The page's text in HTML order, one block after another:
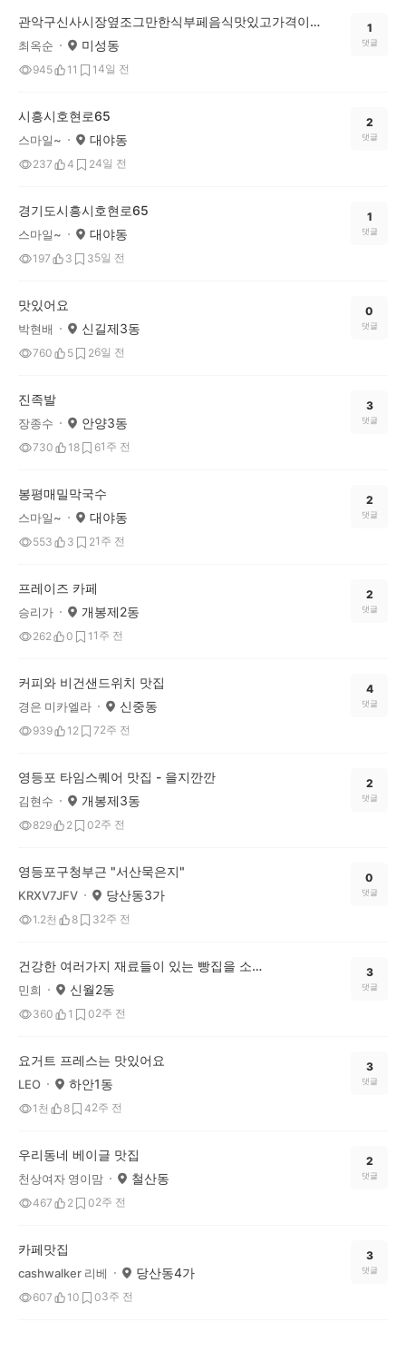
관악구신사시장옆조그만한식부페음식맛있고가격이구천원ㅅ인데요반찬은요일에따라틀리구요반찬다섯가지구요월요일수육하고된장국맛있구있어구요셋번갔는데맛갈났어요자주이용바람
최옥순 미성동
945 11 14일 전
1
댓글
시흥시호현로65
스마일~ 대야동
237 4 24일 전
2
댓글
경기도시흥시호현로65
스마일~ 대야동
197 3 35일 전
1
댓글
맛있어요
박현배 신길제3동
760 5 26일 전
0
댓글
진족발
장종수 안양3동
730 18 61주 전
3
댓글
봉평매밀막국수
스마일~ 대야동
553 3 21주 전
2
댓글
프레이즈 카페
승리가 개봉제2동
262 0 1 1주 전
2
댓글
커피와 비건샌드위치 맛집
경은 미카엘라 신중동
939 12 72주 전
4
댓글
영등포 타임스퀘어 맛집 - 을지깐깐
김현수 개봉제3동
829 2 02주 전
2
댓글
영등포구청부근 "서산묵은지"
KRXV7JFV 당산동3가
1.2천 8 32주 전
0
댓글
건강한 여러가지 재료들이 있는 빵집을 소개해요
민희 신월2동
360 1 02주 전
3
댓글
요거트 프레스는 맛있어요
LEO 하안1동
1천 8 42주 전
3
댓글
우리동네 베이글 맛집
천상여자 영이맘 철산동
467 2 02주 전
2
댓글
카페맛집
cashwalker 리베 당산동4가
607 10 03주 전
3
댓글